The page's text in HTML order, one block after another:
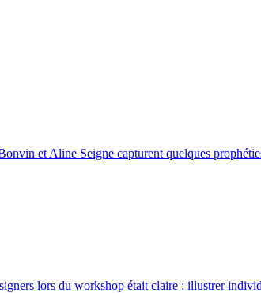
et Aline Seigne capturent quelques
lors du workshop était claire : illustrer